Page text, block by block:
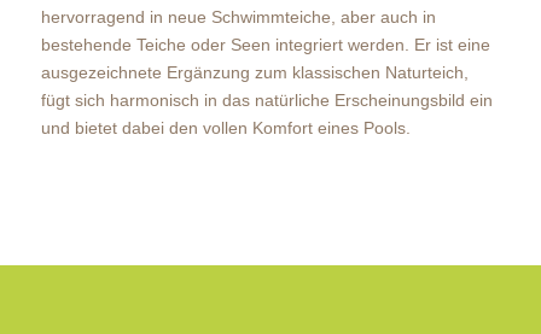
hervorragend in neue Schwimmteiche, aber auch in
bestehende Teiche oder Seen integriert werden. Er ist eine
ausgezeichnete Ergänzung zum klassischen Naturteich,
fügt sich harmonisch in das natürliche Erscheinungsbild ein
und bietet dabei den vollen Komfort eines Pools.